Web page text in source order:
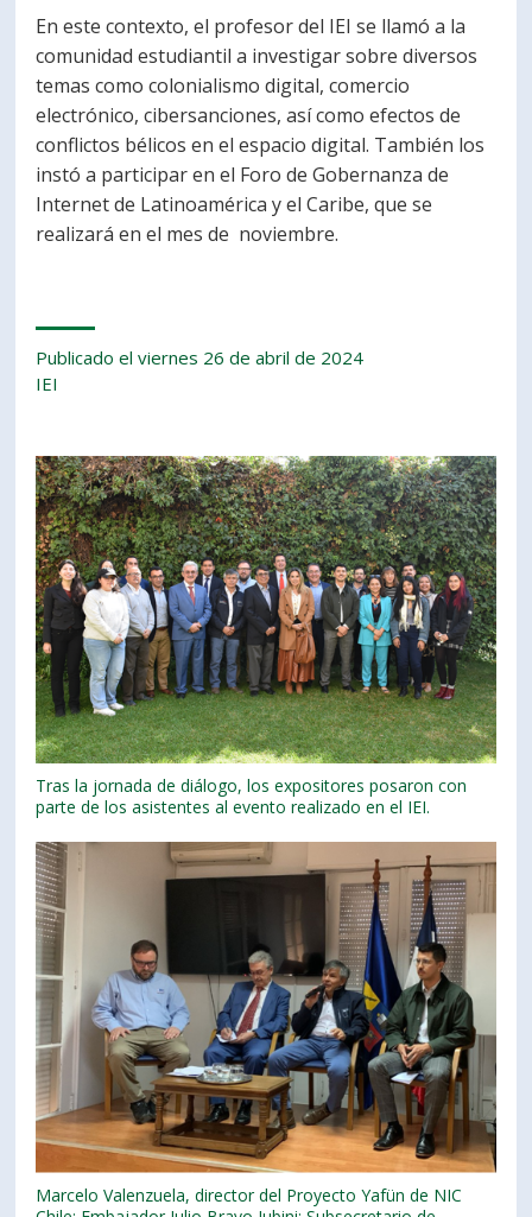
Tras la jornada de diálogo, los expositores posaron con
parte de los asistentes al evento realizado en el IEI.
Marcelo Valenzuela, director del Proyecto Yafün de NIC
En este contexto, el profesor del IEI se llamó a la
comunidad estudiantil a investigar sobre diversos
temas como colonialismo digital, comercio
electrónico, cibersanciones, así como efectos de
conflictos bélicos en el espacio digital. También los
instó a participar en el Foro de Gobernanza de
Internet de Latinoamérica y el Caribe, que se
realizará en el mes de noviembre.
Publicado el viernes 26 de abril de 2024
IEI